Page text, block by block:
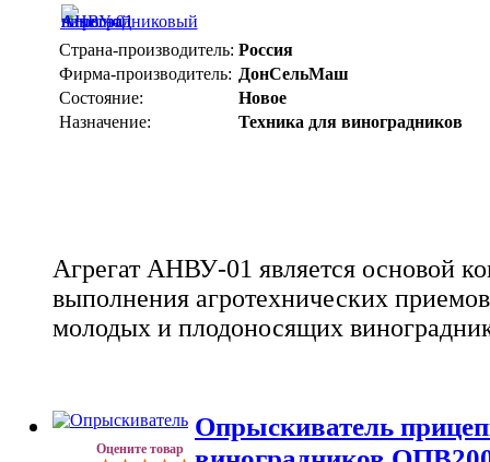
Страна-производитель: Россия
Фирма-производитель: ДонСельМаш
Состояние:
Новое
Назначение:
Техника для виноградников
Агрегат АНВУ-01 является основой
выполнения агротехнических
молодых и плодоносящих
Оцените товар
Опрыскиватель